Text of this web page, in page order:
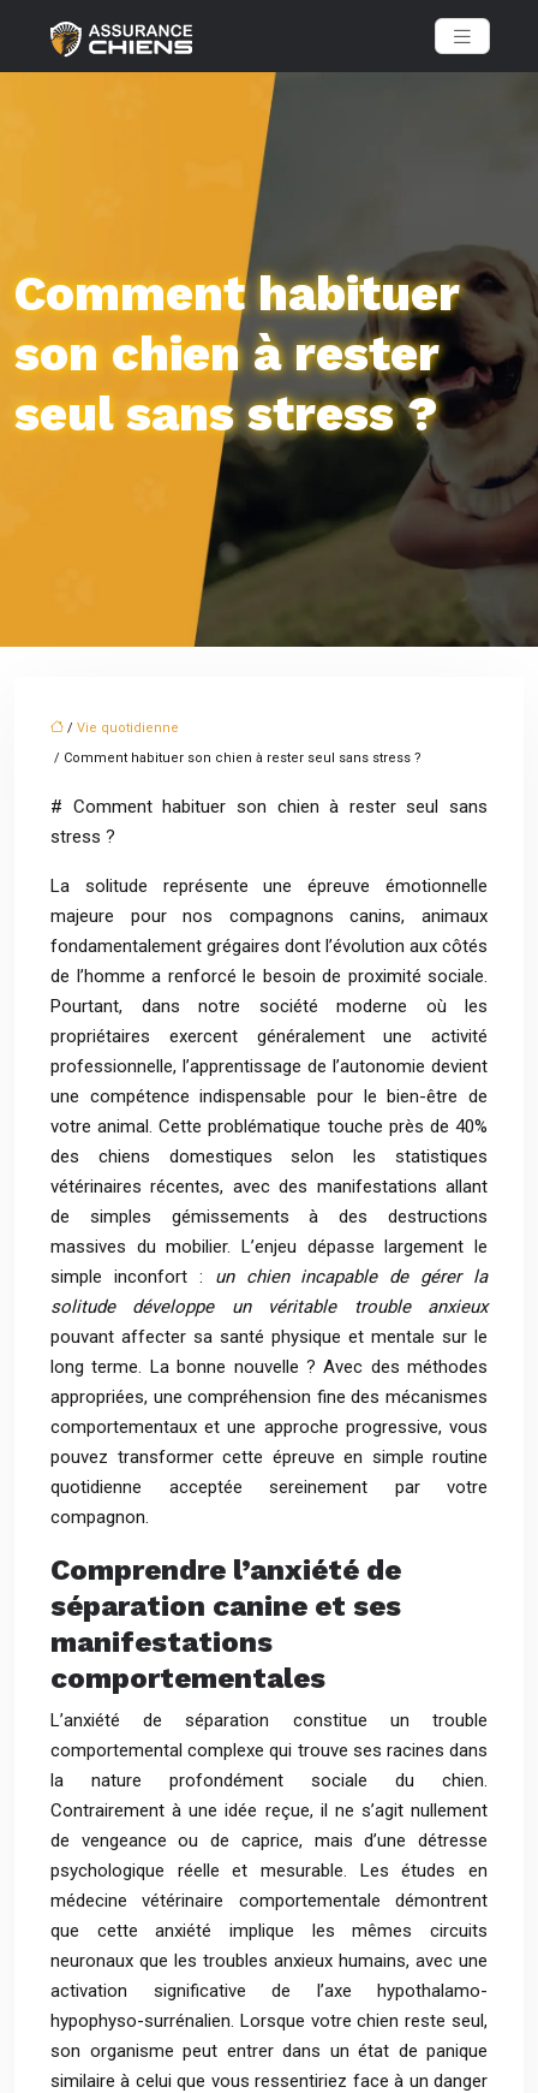
Comment habituer
son chien à rester
seul sans stress ?
/ Vie quotidienne
/ Comment habituer son chien à rester seul sans stress ?
# Comment habituer son chien à rester seul sans
stress ?
La solitude représente une épreuve émotionnelle
majeure pour nos compagnons canins, animaux
fondamentalement grégaires dont l’évolution aux côtés
de l’homme a renforcé le besoin de proximité sociale.
Pourtant, dans notre société moderne où les
propriétaires exercent généralement une activité
professionnelle, l’apprentissage de l’autonomie devient
une compétence indispensable pour le bien-être de
votre animal. Cette problématique touche près de 40%
des chiens domestiques selon les statistiques
vétérinaires récentes, avec des manifestations allant
de simples gémissements à des destructions
massives du mobilier. L’enjeu dépasse largement le
simple inconfort : un chien incapable de gérer la
solitude développe un véritable trouble anxieux
pouvant affecter sa santé physique et mentale sur le
long terme. La bonne nouvelle ? Avec des méthodes
appropriées, une compréhension fine des mécanismes
comportementaux et une approche progressive, vous
pouvez transformer cette épreuve en simple routine
quotidienne acceptée sereinement par votre
compagnon.
Comprendre l’anxiété de
séparation canine et ses
manifestations
comportementales
L’anxiété de séparation constitue un trouble
comportemental complexe qui trouve ses racines dans
la nature profondément sociale du chien.
Contrairement à une idée reçue, il ne s’agit nullement
de vengeance ou de caprice, mais d’une détresse
psychologique réelle et mesurable. Les études en
médecine vétérinaire comportementale démontrent
que cette anxiété implique les mêmes circuits
neuronaux que les troubles anxieux humains, avec une
activation significative de l’axe hypothalamo-
hypophyso-surrénalien. Lorsque votre chien reste seul,
son organisme peut entrer dans un état de panique
similaire à celui que vous ressentiriez face à un danger